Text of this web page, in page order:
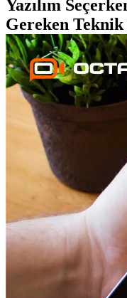
Yazılım
Gereken